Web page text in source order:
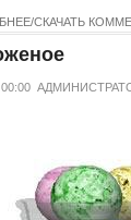
СКАЧАТЬ